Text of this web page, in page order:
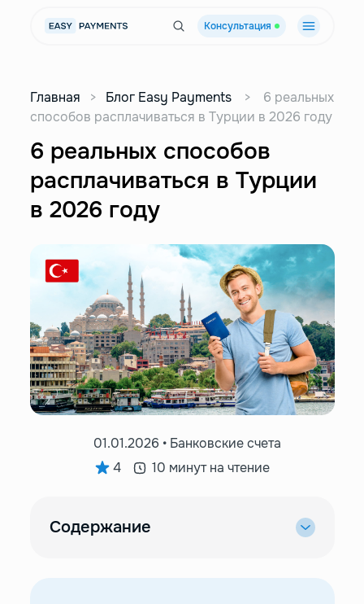
Консультация
Главная > Блог Easy Payments >
6 реальных
способов расплачиваться в Турции в 2026 году
6 реальных способов
расплачиваться в Турции
в 2026 году
01.01.2026 • Банковские счета
4
10 минут на чтение
Содержание